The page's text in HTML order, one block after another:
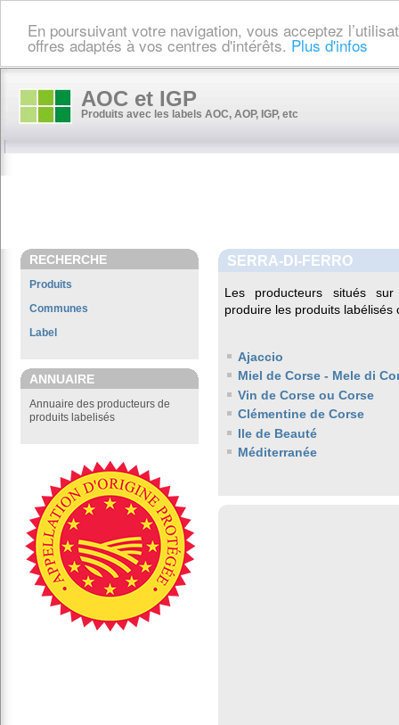
En poursuivant votre navigation, vous acceptez
offres adaptés à vos centres d'intérêts. Plus d'infos
AOC et IGP
Produits avec les labels AOC, AOP, IGP, etc
RECHERCHE
Produits
Communes
Label
ANNUAIRE
Annuaire des producteurs de
produits labelisés
SERRA-DI-FERRO
Les producteurs situés
produire les produits labélisés
Ajaccio
Miel de Corse - Mele di
Vin de Corse ou Corse
Clémentine de Corse
Ile de Beauté
Méditerranée